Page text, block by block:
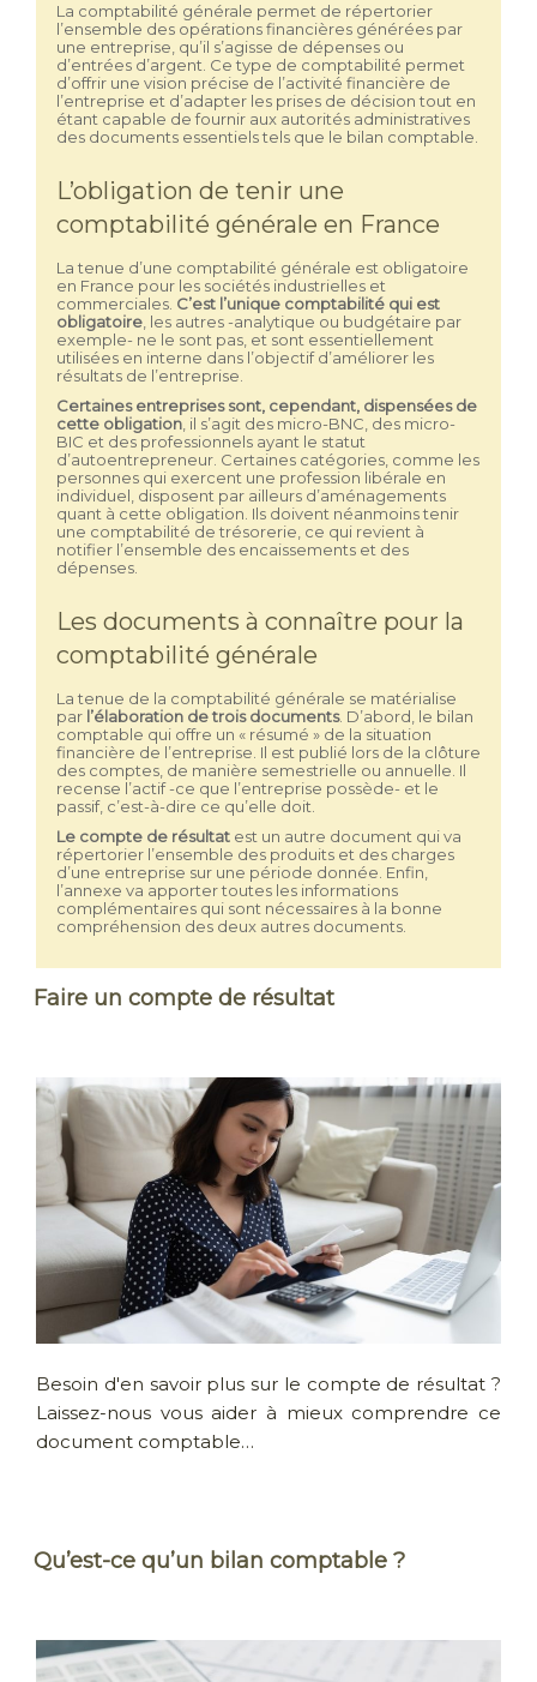
La comptabilité générale permet de répertorier
l’ensemble des opérations financières générées par
une entreprise, qu’il s’agisse de dépenses ou
d’entrées d’argent. Ce type de comptabilité permet
d’offrir une vision précise de l’activité financière de
l’entreprise et d’adapter les prises de décision tout en
étant capable de fournir aux autorités administratives
des documents essentiels tels que le bilan comptable.
L’obligation de tenir une
comptabilité générale en France
La tenue d’une comptabilité générale est obligatoire
en France pour les sociétés industrielles et
commerciales. C’est l’unique comptabilité qui est
obligatoire , les autres -analytique ou budgétaire par
exemple- ne le sont pas, et sont essentiellement
utilisées en interne dans l’objectif d’améliorer les
résultats de l’entreprise.
Certaines entreprises sont, cependant, dispensées de
cette obligation , il s’agit des micro-BNC, des micro-
BIC et des professionnels ayant le statut
d’autoentrepreneur. Certaines catégories, comme les
personnes qui exercent une profession libérale en
individuel, disposent par ailleurs d’aménagements
quant à cette obligation. Ils doivent néanmoins tenir
une comptabilité de trésorerie, ce qui revient à
notifier l’ensemble des encaissements et des
dépenses.
Les documents à connaître pour la
comptabilité générale
La tenue de la comptabilité générale se matérialise
par l’élaboration de trois documents. D’abord, le bilan
comptable qui offre un « résumé » de la situation
financière de l’entreprise. Il est publié lors de la clôture
des comptes, de manière semestrielle ou annuelle. Il
recense l’actif -ce que l’entreprise possède- et le
passif, c’est-à-dire ce qu’elle doit.
Le compte de résultat est un autre document qui va
répertorier l’ensemble des produits et des charges
d’une entreprise sur une période donnée. Enfin,
l’annexe va apporter toutes les informations
complémentaires qui sont nécessaires à la bonne
compréhension des deux autres documents.
Faire un compte de résultat
Besoin d'en savoir plus sur le compte de résultat ?
Laissez-nous vous aider à mieux comprendre ce
document comptable…
Qu’est-ce qu’un bilan comptable ?